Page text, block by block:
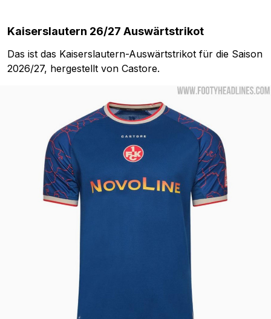
Kaiserslautern 26/27 Auswärtstrikot
Das ist das Kaiserslautern-Auswärtstrikot für die Saison
2026/27, hergestellt von Castore.